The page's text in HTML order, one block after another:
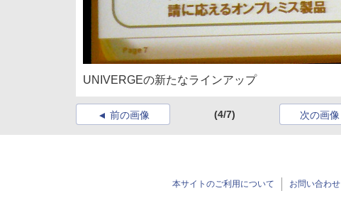
UNIVERGEの新たなラインアップ
前の画像 (4/7) 次の画像
本サイトのご利用について お問い合わせ